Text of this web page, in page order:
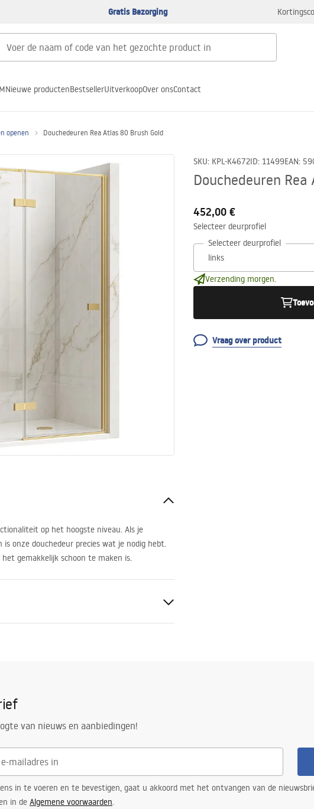
Gratis Bezorging
Nieuwe productenBestsellerUitverkoopOver onsContact
openen Douchedeuren Rea Atlas 80 Brush Gold
SKU: KPL-K4672ID: 11499EAN:
Douchedeuren Rea
452,00 €
Selecteer deurprofiel
Selecteer deurprofiel
Verzending morgen.
Vraag over product
op het hoogste niveau. Als je
onze douchedeur precies wat je nodig hebt.
gemakkelijk schoon te maken is.
Aluminium
Messing
buiten
Ja, aan één kant van het glas
geborsteld goud
Ja
van nieuws en aanbiedingen!
in te voeren en te bevestigen, gaat u akkoord met het ontvangen van de
in de Algemene voorwaarden.